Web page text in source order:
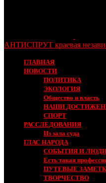
АНТИСПРУТ краевая
ГЛАВНАЯ
НОВОСТИ
ПОЛИТИКА
ЭКОЛОГИЯ
Общество и власть
НАШИ
СПОРТ
РАССЛЕДОВАНИЯ
Из зала суда
ГЛАС НАРОДА
СОБЫТИЯ И
Есть такая
ПУТЕВЫЕ
ТВОРЧЕСТВО